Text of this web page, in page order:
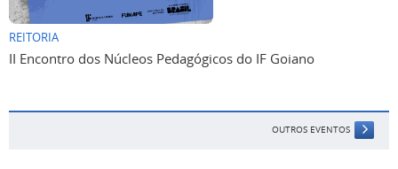
REITORIA
II Encontro dos Núcleos Pedagógicos do IF Goiano
OUTROS EVENTOS